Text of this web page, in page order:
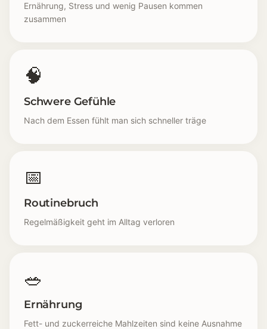
Ernährung, Stress und wenig Pausen kommen
zusammen
🧠
Schwere Gefühle
Nach dem Essen fühlt man sich schneller träge
📅
Routinebruch
Regelmäßigkeit geht im Alltag verloren
🥗
Ernährung
Fett- und zuckerreiche Mahlzeiten sind keine Ausnahme